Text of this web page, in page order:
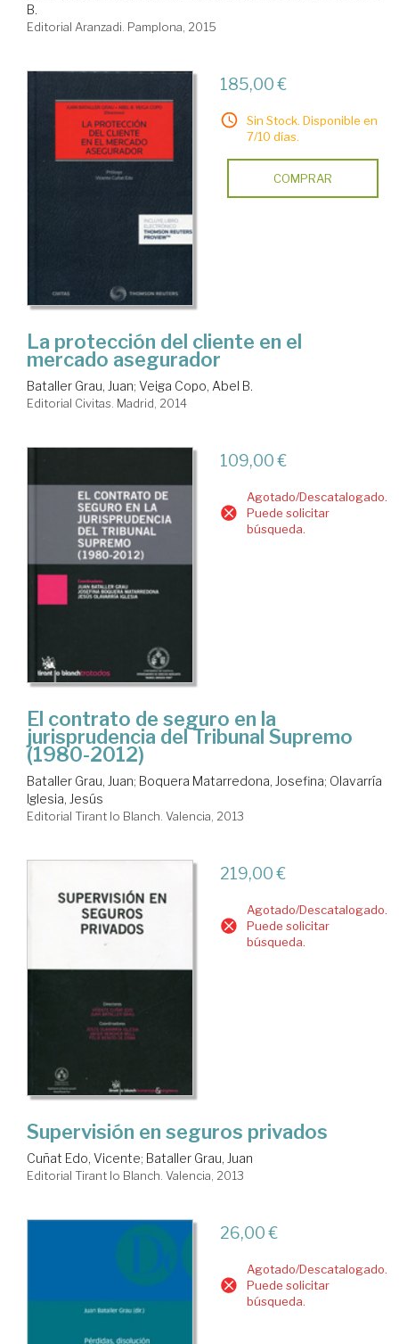
B.
Editorial Aranzadi. Pamplona, 2015
185,00 €
Sin Stock. Disponible en
7/10 días.
COMPRAR
La protección del cliente en el
mercado asegurador
Bataller Grau, Juan; Veiga Copo, Abel B.
Editorial Civitas. Madrid, 2014
109,00 €
Agotado/Descatalogado.
Puede solicitar
búsqueda.
El contrato de seguro en la
jurisprudencia del Tribunal Supremo
(1980-2012)
Bataller Grau, Juan; Boquera Matarredona, Josefina; Olavarría
Iglesia, Jesús
Editorial Tirant lo Blanch. Valencia, 2013
219,00 €
Agotado/Descatalogado.
Puede solicitar
búsqueda.
Supervisión en seguros privados
Cuñat Edo, Vicente; Bataller Grau, Juan
Editorial Tirant lo Blanch. Valencia, 2013
26,00 €
Agotado/Descatalogado.
Puede solicitar
búsqueda.